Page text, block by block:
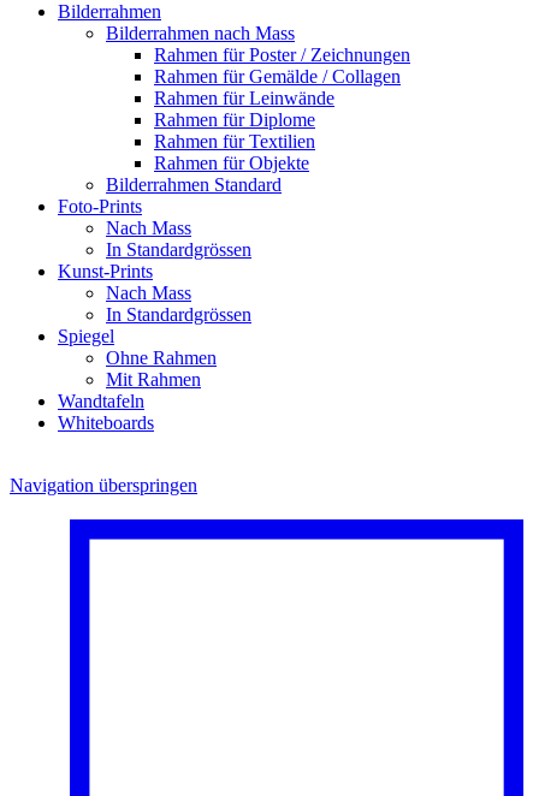
Bilderrahmen
Bilderrahmen nach Mass
Rahmen für Poster / Zeichnungen
Rahmen für Gemälde / Collagen
Rahmen für Leinwände
Rahmen für Diplome
Rahmen für Textilien
Rahmen für Objekte
Bilderrahmen Standard
Foto-Prints
Nach Mass
In Standardgrössen
Kunst-Prints
Nach Mass
In Standardgrössen
Spiegel
Ohne Rahmen
Mit Rahmen
Wandtafeln
Whiteboards
Navigation überspringen